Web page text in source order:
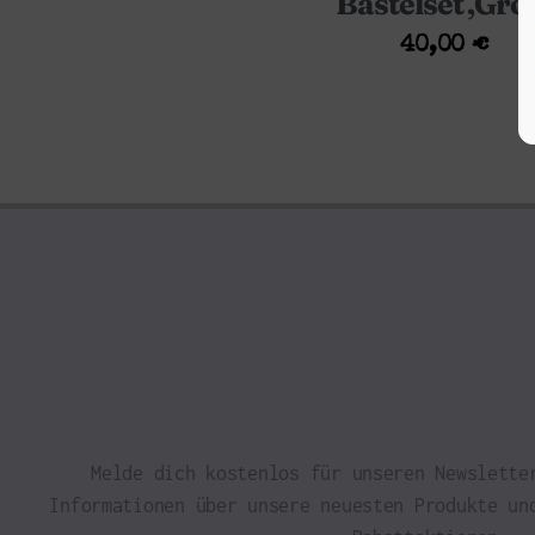
40,00 €
Melde dich kostenlos für unseren
Informationen über unsere neuesten Produkte